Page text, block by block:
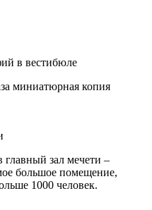
в вестибюле
миниатюрная копия
главный зал мечети –
большое помещение,
1000 человек.